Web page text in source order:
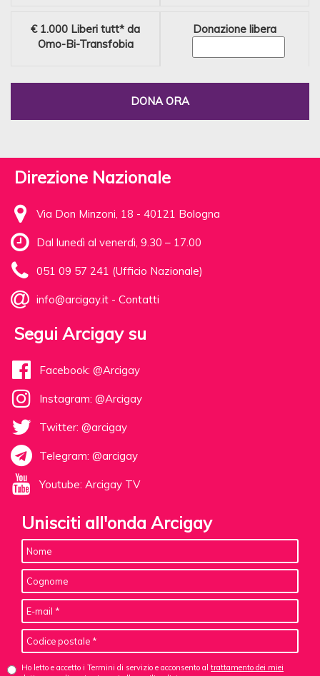
€ 1.000 Liberi tutt* da
Omo-Bi-Transfobia
Donazione libera
DONA ORA
Direzione Nazionale
Via Don Minzoni, 18 - 40121 Bologna
Dal lunedì al venerdì, 9.30 – 17.00
051 09 57 241 (Ufficio Nazionale)
info@arcigay.it - Contatti
Segui Arcigay su
Facebook: @Arcigay
Instagram: @Arcigay
Twitter: @arcigay
Telegram: @arcigay
Youtube: Arcigay TV
Unisciti all'onda Arcigay
Ho letto e accetto i Termini di servizio e acconsento al trattamento dei miei